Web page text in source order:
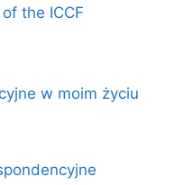
the ICCF
w moim życiu